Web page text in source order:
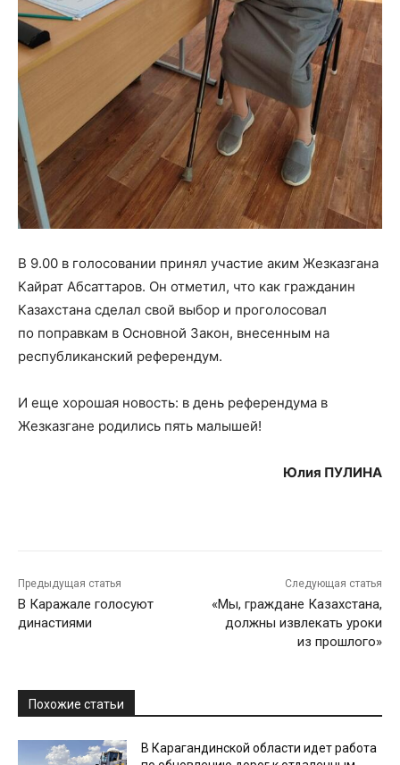
В 9.00 в голосовании принял участие аким Жезказгана
Кайрат Абсаттаров. Он отметил, что как гражданин
Казахстана сделал свой выбор и проголосовал
по поправкам в Основной Закон, внесенным на
республиканский референдум.
И еще хорошая новость: в день референдума в
Жезказгане родились пять малышей!
Юлия ПУЛИНА
Предыдущая статья
В Каражале голосуют
династиями
Следующая статья
«Мы, граждане Казахстана,
должны извлекать уроки
из прошлого»
Похожие статьи
В Карагандинской области идет работа